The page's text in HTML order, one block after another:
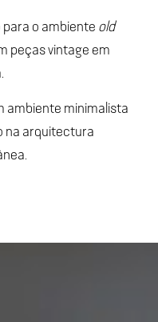
o ambiente old
peças vintage em
ambiente minimalista
na arquitectura